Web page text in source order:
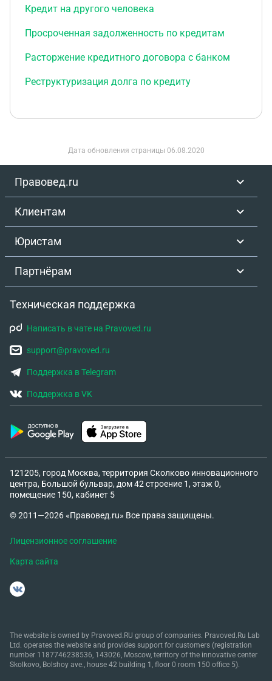
Кредит на другого человека
Просроченная задолженность по кредитам
Расторжение кредитного договора с банком
Реструктуризация долга по кредиту
Дата обновления страницы 06.08.2020
Правовед.ru
Клиентам
Юристам
Партнёрам
Техническая поддержка
Написать в чате на Pravoved.ru
support@pravoved.ru
Поддержка в Telegram
Поддержка в VK
121205, город Москва, территория Сколково инновационного
центра, Большой бульвар, дом 42 строение 1, этаж 0,
помещение 150, кабинет 5
© 2011—2026 «Правовед.ru» Все права защищены.
Лицензионное соглашение
Карта сайта
The website is owned by Pravoved.RU group of companies. Pravoved.Ru Lab
Ltd. operates the website and provides support for customers (registration
number 1187746238536, 143026, Moscow, territory of the innovative center
Skolkovo, Bolshoy ave., house 42 building 1, floor 0 room 150 office 5).